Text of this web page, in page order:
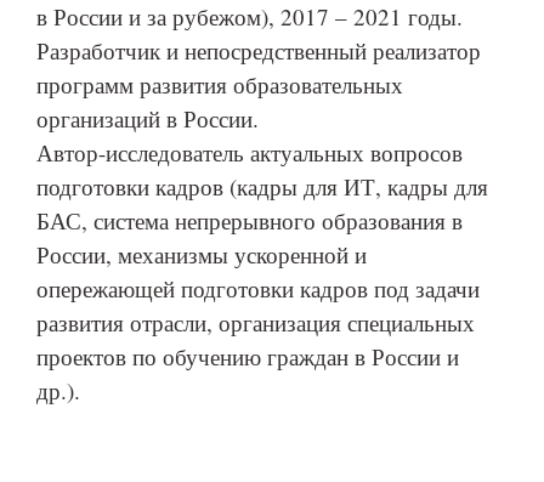
в России и за рубежом), 2017 – 2021 годы.
Разработчик и непосредственный реализатор
программ развития образовательных
организаций в России.
Автор-исследователь актуальных вопросов
подготовки кадров (кадры для ИТ, кадры для
БАС, система непрерывного образования в
России, механизмы ускоренной и
опережающей подготовки кадров под задачи
развития отрасли, организация специальных
проектов по обучению граждан в России и
др.).